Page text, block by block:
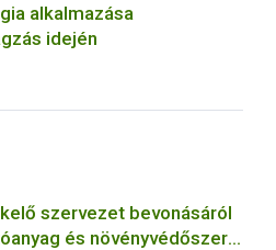
alkalmazása
idején
szervezet bevonásáról
és növényvédőszer